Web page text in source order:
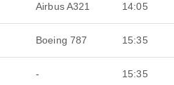
Airbus A321 14:05
Boeing 787 15:35
- 15:35